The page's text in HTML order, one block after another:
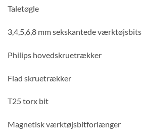
Taletøgle
3,4,5,6,8 mm sekskantede værktøjsbits
Philips hovedskruetrækker
Flad skruetrækker
T25 torx bit
Magnetisk værktøjsbitforlænger